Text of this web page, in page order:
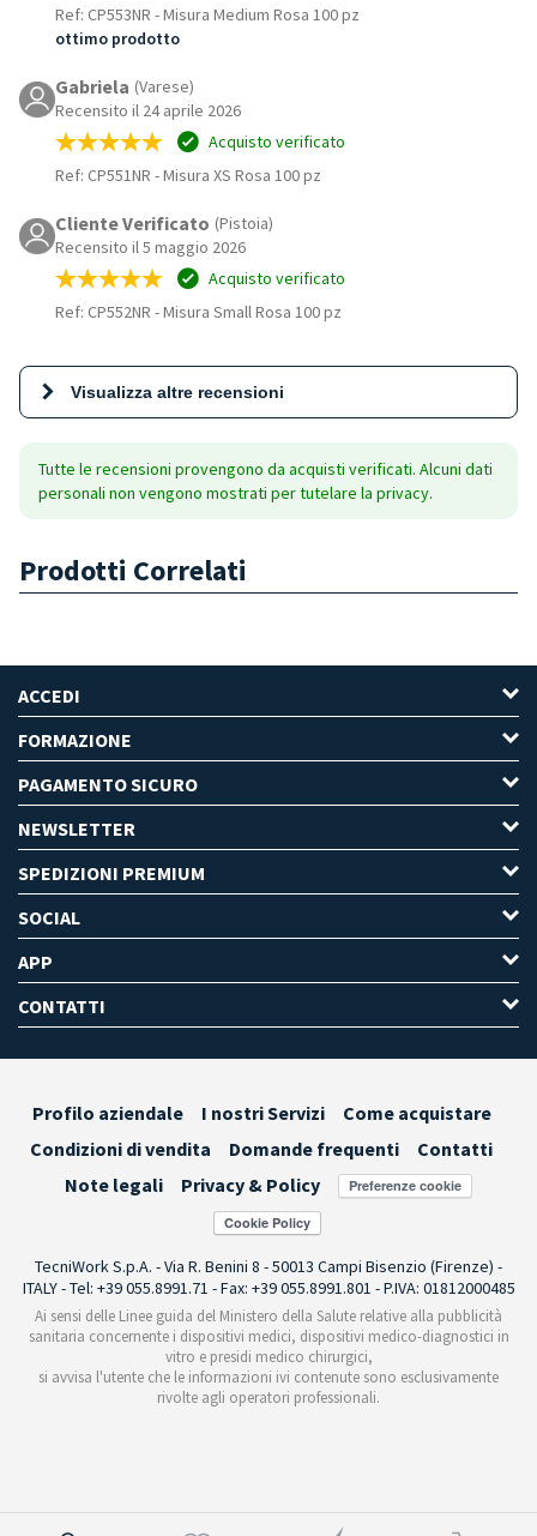
Ref: CP553NR -Misura Medium Rosa 100 pz
ottimo prodotto
Gabriela (Varese)
Recensito il 24 aprile 2026
Acquisto verificato
Ref: CP551NR -Misura XS Rosa 100 pz
Cliente Verificato (Pistoia)
Recensito il 5 maggio 2026
Acquisto verificato
Ref: CP552NR -Misura Small Rosa 100 pz
Visualizza altre recensioni
Tutte le recensioni provengono da acquisti verificati. Alcuni dati
personali non vengono mostrati per tutelare la privacy.
Prodotti Correlati
ACCEDI
FORMAZIONE
PAGAMENTO SICURO
NEWSLETTER
SPEDIZIONI PREMIUM
SOCIAL
APP
CONTATTI
Profilo aziendale I nostri Servizi
Come acquistare
Condizioni di vendita
Domande frequenti
Contatti
Note legali
Privacy & Policy Preferenze cookie
TecniWork S.p.A. - Via R. Benini 8 - 50013 Campi Bisenzio (Firenze) -
ITALY - Tel: +39 055.8991.71 - Fax: +39 055.8991.801 - P.IVA: 01812000485
Ai sensi delle Linee guida del Ministero della Salute relative alla pubblicità
sanitaria concernente i dispositivi medici, dispositivi medico-diagnostici in
vitro e presidi medico chirurgici,
si avvisa l'utente che le informazioni ivi contenute sono esclusivamente
rivolte agli operatori professionali.